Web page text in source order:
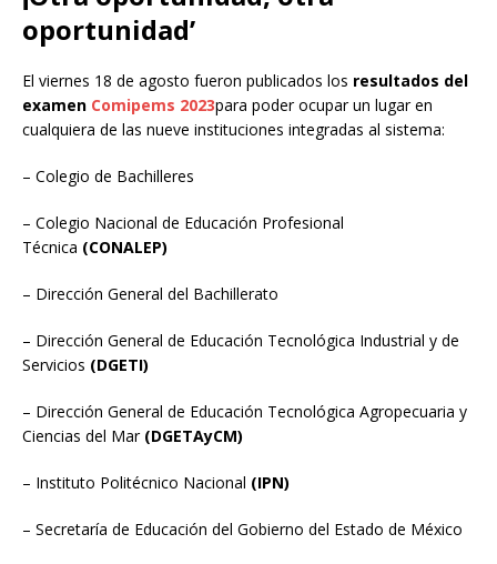
oportunidad’
El viernes 18 de agosto fueron publicados los resultados del
examen Comipems 2023para poder ocupar un lugar en
cualquiera de las nueve instituciones integradas al sistema:
– Colegio de Bachilleres
– Colegio Nacional de Educación Profesional
Técnica (CONALEP)
– Dirección General del Bachillerato
– Dirección General de Educación Tecnológica Industrial y de
Servicios (DGETI)
– Dirección General de Educación Tecnológica Agropecuaria y
Ciencias del Mar (DGETAyCM)
– Instituto Politécnico Nacional (IPN)
– Secretaría de Educación del Gobierno del Estado de México